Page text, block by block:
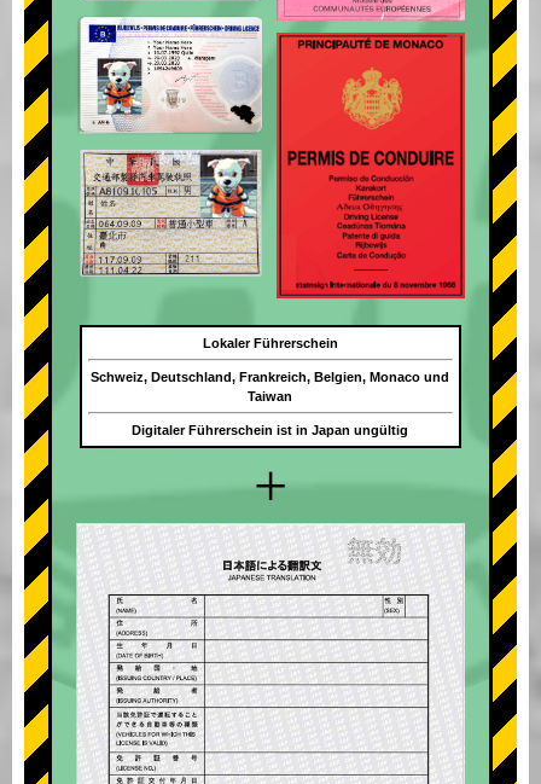
+
Lokaler Führerschein
Schweiz, Deutschland, Frankreich, Belgien, Monaco und
Taiwan
Digitaler Führerschein ist in Japan ungültig